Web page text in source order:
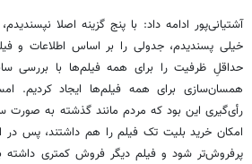
آشتیانی‌پور ادامه داد: با پنج گزینه اصلا
خیلی پسندیدم، جدولی را بر اساس اطلاعات و
حداقلِ ظرفیت را برای همه فیلم‌ها با بررسی
همسان‌سازی برای همه فیلم‌ها ایجاد کردیم.
رأی‌گیری این بود که مردم مانند گذشته به صورت
امکان خرید بلیت تک فیلم را هم داشتند، پس
پرفروش‌تر شود و فیلم دیگر فروش کمتری داشته